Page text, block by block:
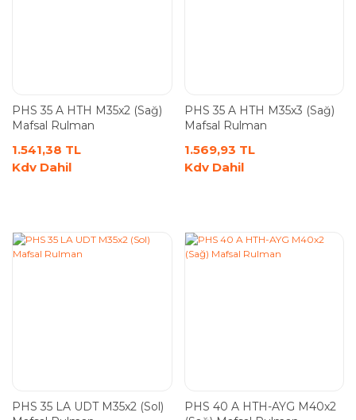
PHS 35 A HTH M35x2 (Sağ)
Mafsal Rulman
1.541,38 TL
Kdv Dahil
PHS 35 A HTH M35x3 (Sağ)
Mafsal Rulman
1.569,93 TL
Kdv Dahil
PHS 35 LA UDT M35x2 (Sol)
PHS 40 A HTH-AYG M40x2